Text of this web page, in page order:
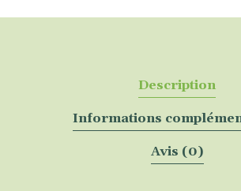
Description
Informations
Avis (0)